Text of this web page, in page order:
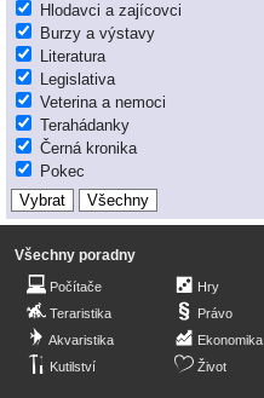
Hlodavci a zajícovci
Burzy a výstavy
Literatura
Legislativa
Veterina a nemoci
Terahádanky
Černá kronika
Pokec
Všechny poradny
Počítače
Teraristika
Akvaristika
Kutilství
Hry
Právo
Ekonomika
Život